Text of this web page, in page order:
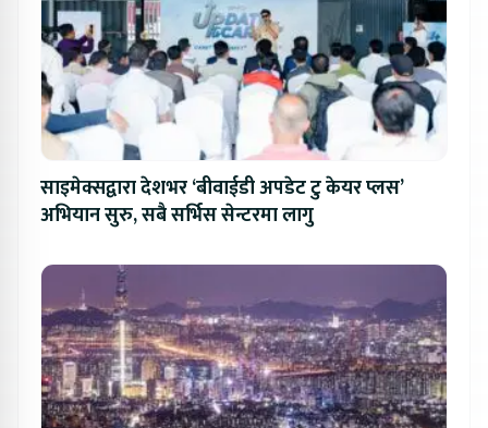
साइमेक्सद्वारा देशभर ‘बीवाईडी अपडेट टु केयर प्लस’
अभियान सुरु, सबै सर्भिस सेन्टरमा लागु